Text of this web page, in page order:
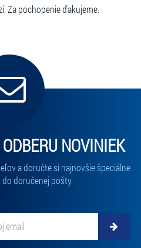
Za pochopenie ďakujeme.
ODBERU NOVINIEK
a doručte si najnovšie špeciálne
doručenej pošty.